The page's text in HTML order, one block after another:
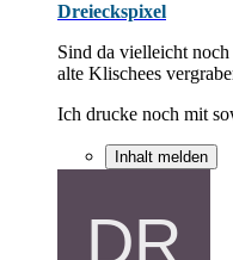
Dreieckspixel
Sind da vielleicht
alte Klischees
Ich drucke noch mit
Inhalt melden